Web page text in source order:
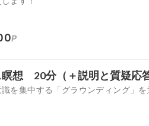
P
想 20分（＋説明と質疑応答
を集中する「グラウンディング」